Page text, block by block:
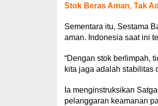
Stok Beras Aman, Tak
Sementara itu, Sestama
aman. Indonesia saat ini
“Dengan stok berlimpah,
kita jaga adalah stabilitas
Ia menginstruksikan
pelanggaran keamanan